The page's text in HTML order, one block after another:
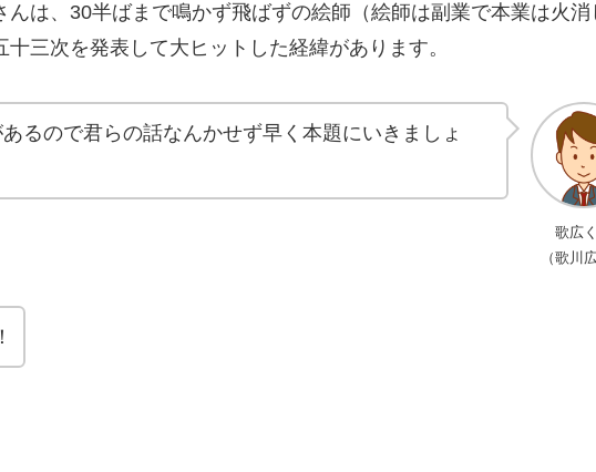
は、30半ばまで鳴かず飛ばずの絵師（絵師は副業で本業は火消
三次を発表して大ヒットした経緯があります。
歌広
（歌川
るので君らの話なんかせず早く本題にいきましょ